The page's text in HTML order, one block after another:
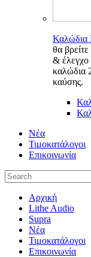
Καλώδια
θα
&
καλώδια
καύσης.
Νέα
Τιμοκατάλογοι
Επικοινωνία
Αρχική
Lithe Audio
Supra
Νέα
Τιμοκατάλογοι
Επικοινωνία